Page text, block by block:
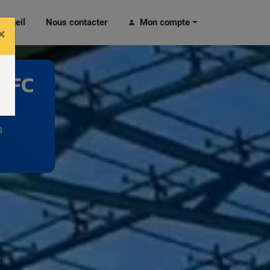
Accueil Nous contacter Mon compte
FC